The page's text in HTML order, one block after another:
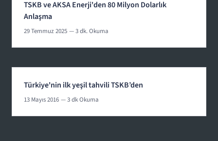
TSKB ve AKSA Enerji'den 80 Milyon Dolarlık
Anlaşma
29 Temmuz 2025 — 3 dk. Okuma
Türkiye'nin ilk yeşil tahvili TSKB’den
13 Mayıs 2016 — 3 dk Okuma